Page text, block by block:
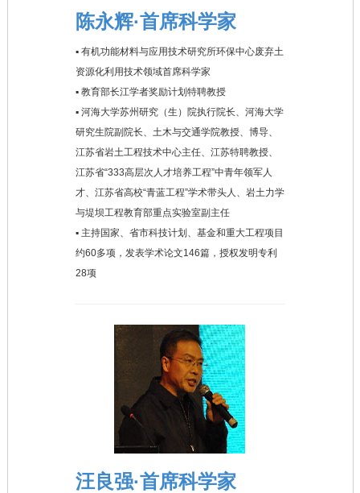
陈永辉·首席科学家
▪ 有机功能材料与应用技术研究所环保中心废弃土
资源化利用技术领域首席科学家
▪ 教育部长江学者奖励计划特聘教授
▪ 河海大学苏州研究（生）院执行院长、河海大学
研究生院副院长、土木与交通学院教授、博导、
江苏省岩土工程技术中心主任、江苏特聘教授、
江苏省“333高层次人才培养工程”中青年领军人
才、江苏省高校“青蓝工程”学术带头人、岩土力学
与堤坝工程教育部重点实验室副主任
▪ 主持国家、省市科技计划、基金和重大工程项目
约60多项，发表学术论文146篇，授权发明专利
28项
汪良强·首席科学家